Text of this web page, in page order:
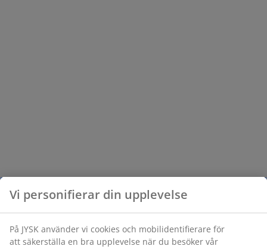
Vi personifierar din upplevelse
På JYSK använder vi cookies och mobilidentifierare för
att säkerställa en bra upplevelse när du besöker vår